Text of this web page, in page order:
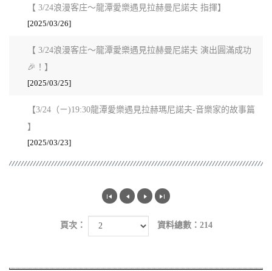
【 3/24浪漫客庄～龍潭愛樂遇見拉赫曼尼諾夫 指揮】
[2025/03/26]
【 3/24浪漫客庄～龍潭愛樂遇見拉赫曼尼諾夫 演出圓滿成功
🎉！】
[2025/03/25]
【3/24（ㄧ)19:30龍潭愛樂遇見拉赫瑪尼諾夫-音樂家的故事篇
】
[2025/03/23]
頁次： 資料總數：214